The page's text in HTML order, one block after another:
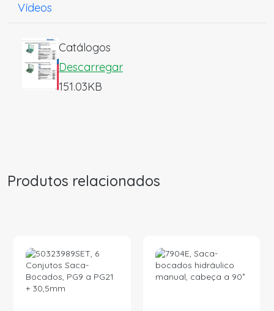
Vídeos
Catálogos
Descarregar
151.03KB
Produtos relacionados